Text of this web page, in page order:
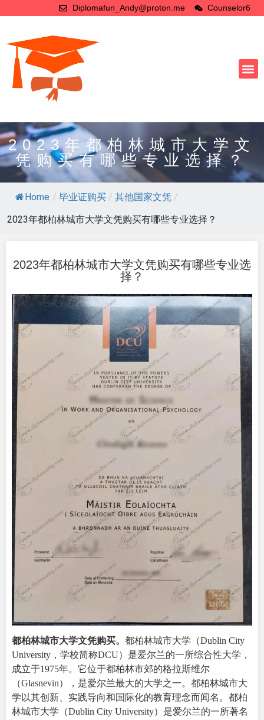
Diplomafun_Andy@proton.me Counselor6
2023年都柏林城市大学文
凭购买有哪些专业选择？
Home / 毕业证购买 / 其他国家文凭 /
2023年都柏林城市大学文凭购买有哪些专业选择？
2023年都柏林城市大学文凭购买有哪些专业选
择？
都柏林城市大学文凭购买。 都柏林城市大学（Dublin City
University，学校简称DCU）是爱尔兰的一所综合性大学，
成立于1975年。它位于都柏林市郊的格拉斯维尔
（Glasnevin），是爱尔兰最大的大学之一。都柏林城市大
学以其创新、实践导向和国际化的教育理念而闻名。都柏
林城市大学（Dublin City University）是爱尔兰的一所著名